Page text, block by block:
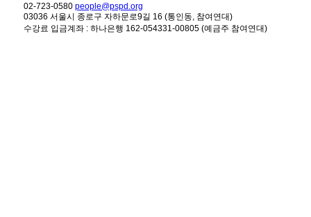
02-723-0580 people@pspd.org
03036 서울시 종로구 자하문로9길 16 (통인동, 참여연대)
수강료 입금계좌 : 하나은행 162-054331-00805 (예금주 참여연대)